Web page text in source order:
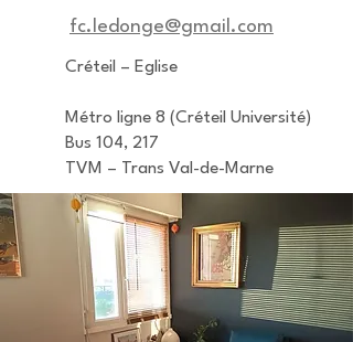
fc.ledonge@gmail.com
Créteil – Eglise
Métro ligne 8 (Créteil Université)
Bus 104, 217
TVM – Trans Val-de-Marne